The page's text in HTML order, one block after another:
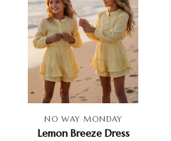
NO WAY MONDAY
Lemon Breeze Dress